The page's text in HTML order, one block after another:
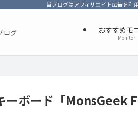
当ブログはアフィリエイト広告を利
ログ おすすめモ
Monitor
ーボード「MonsGeek